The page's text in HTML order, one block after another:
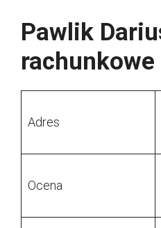
Pawlik
rachunkowe
Adres
Ocena